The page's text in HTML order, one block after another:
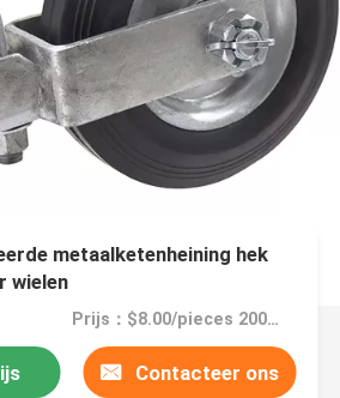
metaalketenheining hek
wielen
Prijs：$8.00/pieces 200-9999 pieces
Contacteer ons